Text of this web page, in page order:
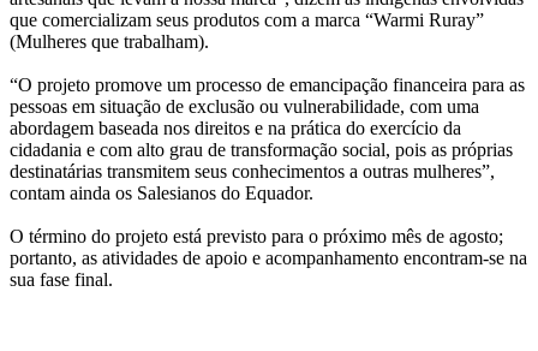
que comercializam seus produtos com a marca “Warmi Ruray”
(Mulheres que trabalham).
“O projeto promove um processo de emancipação financeira para as
pessoas em situação de exclusão ou vulnerabilidade, com uma
abordagem baseada nos direitos e na prática do exercício da
cidadania e com alto grau de transformação social, pois as próprias
destinatárias transmitem seus conhecimentos a outras mulheres”,
contam ainda os Salesianos do Equador.
O término do projeto está previsto para o próximo mês de agosto;
portanto, as atividades de apoio e acompanhamento encontram-se na
sua fase final.